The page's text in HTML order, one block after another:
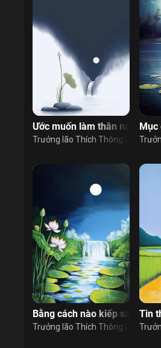
Ước muốn làm thân nam tu
Trưởng lão Thích Thông Lạc
Mục
Bằng cách nào kiếp sau gặp
Trưởng lão Thích Thông Lạc
Tin